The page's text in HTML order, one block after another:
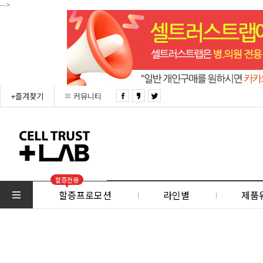
-->
+즐겨찾기 커뮤니티
할증전용
할증프로모션 라인별 제품